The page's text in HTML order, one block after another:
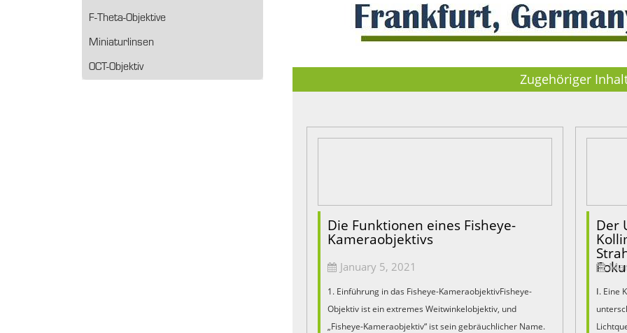
F-Theta-Objektive
Miniaturlinsen
OCT-Objektiv
Zugehöriger
Die Funktionen eines Fisheye-
Kameraobjektivs
January 5, 2021
1. Einführung in das Fisheye-KameraobjektivFisheye-
Objektiv ist ein extremes Weitwinkelobjektiv, und
„Fisheye-Kameraobjektiv“ ist sein gebräuchlicher Name.
Der
Ⅰ. Eine